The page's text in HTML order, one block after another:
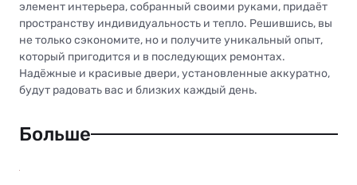
элемент интерьера, собранный своими руками, придаёт
пространству индивидуальность и тепло. Решившись, вы
не только сэкономите, но и получите уникальный опыт,
который пригодится и в последующих ремонтах.
Надёжные и красивые двери, установленные аккуратно,
будут радовать вас и близких каждый день.
Больше